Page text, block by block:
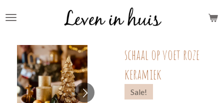
hoofdinhoud
schaal op voet roze
keramiek
Sale!